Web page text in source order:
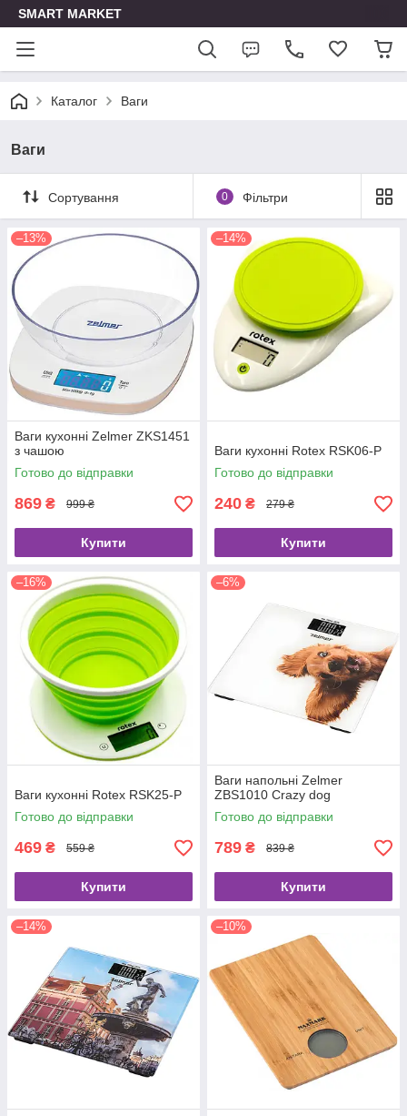
SMART MARKET
Каталог Ваги
Ваги
Сортування 0 Фільтри
–13%
Ваги кухонні Zelmer ZKS1451
з чашою
Готово до відправки
869 ₴ 999 ₴
Купити
–14%
Ваги кухонні Rotex RSK06-P
Готово до відправки
240 ₴ 279 ₴
Купити
–16%
Ваги кухонні Rotex RSK25-P
Готово до відправки
469 ₴ 559 ₴
Купити
–6%
Ваги напольні Zelmer
ZBS1010 Crazy dog
Готово до відправки
789 ₴ 839 ₴
Купити
–14% –10%